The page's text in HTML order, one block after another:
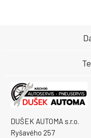
DUŠEK AUTOMA s.r.o.
Ryšavého 257